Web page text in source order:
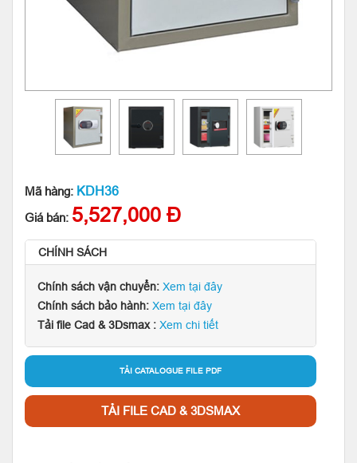
Mã hàng: KDH36
Giá bán: 5,527,000 Đ
CHÍNH SÁCH
Chính sách vận chuyển: Xem tại đây
Chính sách bảo hành: Xem tại đây
Tải file Cad & 3Dsmax : Xem chi tiết
TẢI CATALOGUE FILE PDF
TẢI FILE CAD & 3DSMAX